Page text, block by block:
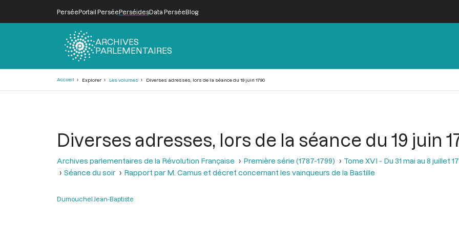
PerséePortail PerséePerséidesData PerséeBlog
ARCHIVES
PARLEMENTAIRES
Accueil Explorer Les volumes Diverses adresses, lors de la séance du 19 juin 1790
Diverses adresses, lors de la séance du 19 juin
Archives parlementaires de la Révolution Française Première série (1787-1799) Tome XVI - Du 31 mai au 8 juillet
Séance du soir
Rapport par M. Camus et décret concernant les vainqueurs de la Bastille
Dumouchel Jean-Baptiste